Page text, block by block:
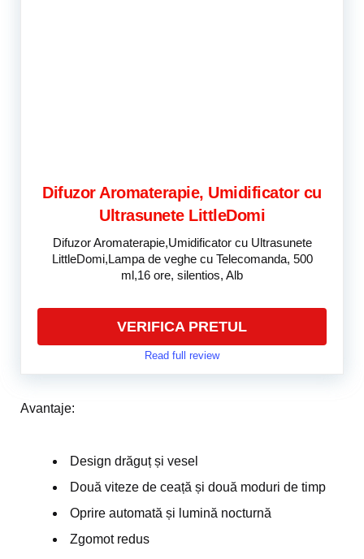
Difuzor Aromaterapie, Umidificator cu
Ultrasunete LittleDomi
Difuzor Aromaterapie,Umidificator cu Ultrasunete
LittleDomi,Lampa de veghe cu Telecomanda, 500
ml,16 ore, silentios, Alb
VERIFICA PRETUL
Read full review
Avantaje:
Design drăguț și vesel
Două viteze de ceață și două moduri de timp
Oprire automată și lumină nocturnă
Zgomot redus